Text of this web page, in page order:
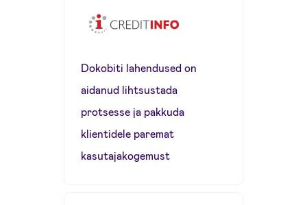
Dokobiti lahendused on
aidanud lihtsustada
protsesse ja pakkuda
klientidele paremat
kasutajakogemust